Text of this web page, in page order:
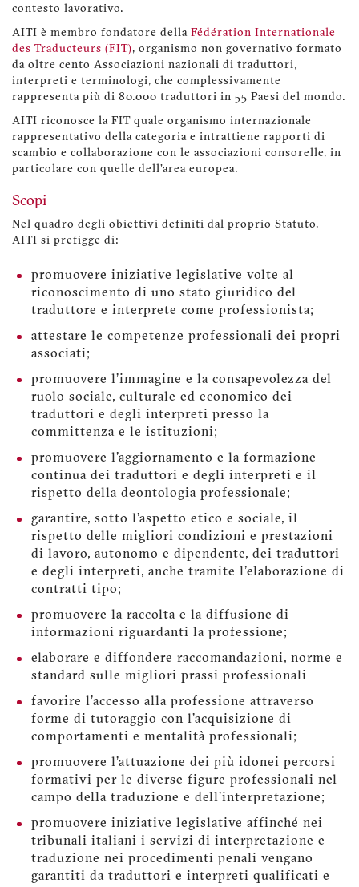
contesto lavorativo.
AITI è membro fondatore della Fédération Internationale
des Traducteurs (FIT), organismo non governativo formato
da oltre cento Associazioni nazionali di traduttori,
interpreti e terminologi, che complessivamente
rappresenta più di 80.000 traduttori in 55 Paesi del mondo.
AITI riconosce la FIT quale organismo internazionale
rappresentativo della categoria e intrattiene rapporti di
scambio e collaborazione con le associazioni consorelle, in
particolare con quelle dell'area europea.
Scopi
Nel quadro degli obiettivi definiti dal proprio Statuto,
AITI si prefigge di:
promuovere iniziative legislative volte al
riconoscimento di uno stato giuridico del
traduttore e interprete come professionista;
attestare le competenze professionali dei propri
associati;
promuovere l’immagine e la consapevolezza del
ruolo sociale, culturale ed economico dei
traduttori e degli interpreti presso la
committenza e le istituzioni;
promuovere l'aggiornamento e la formazione
continua dei traduttori e degli interpreti e il
rispetto della deontologia professionale;
garantire, sotto l'aspetto etico e sociale, il
rispetto delle migliori condizioni e prestazioni
di lavoro, autonomo e dipendente, dei traduttori
e degli interpreti, anche tramite l'elaborazione di
contratti tipo;
promuovere la raccolta e la diffusione di
informazioni riguardanti la professione;
elaborare e diffondere raccomandazioni, norme e
standard sulle migliori prassi professionali
favorire l’accesso alla professione attraverso
forme di tutoraggio con l’acquisizione di
comportamenti e mentalità professionali;
promuovere l’attuazione dei più idonei percorsi
formativi per le diverse figure professionali nel
campo della traduzione e dell’interpretazione;
promuovere iniziative legislative affinché nei
tribunali italiani i servizi di interpretazione e
traduzione nei procedimenti penali vengano
garantiti da traduttori e interpreti qualificati e